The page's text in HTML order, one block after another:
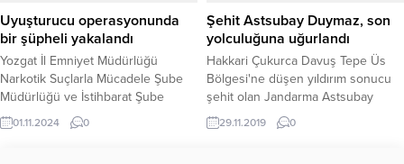
Uyuşturucu operasyonunda
bir şüpheli yakalandı
Yozgat İl Emniyet Müdürlüğü
Narkotik Suçlarla Mücadele Şube
Müdürlüğü ve İstihbarat Şube
Müdürlüğü ekipleri,
gerçekleştirdikleri başarılı bir
01.11.2024 0
Şehit Astsubay Duymaz, son
yolculuğuna uğurlandı
Hakkari Çukurca Davuş Tepe Üs
Bölgesi'ne düşen yıldırım sonucu
şehit olan Jandarma Astsubay
Çavuş Bünyamin Duymaz (27),
memleketi Yozgat'ın Kadışehri
29.11.2019 0